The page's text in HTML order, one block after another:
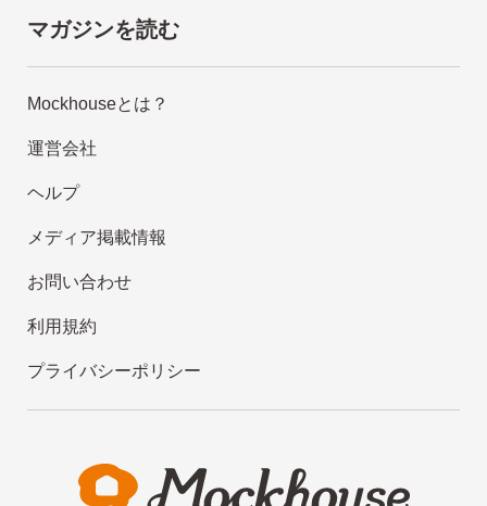
マガジンを読む
Mockhouseとは？
運営会社
ヘルプ
メディア掲載情報
お問い合わせ
利用規約
プライバシーポリシー